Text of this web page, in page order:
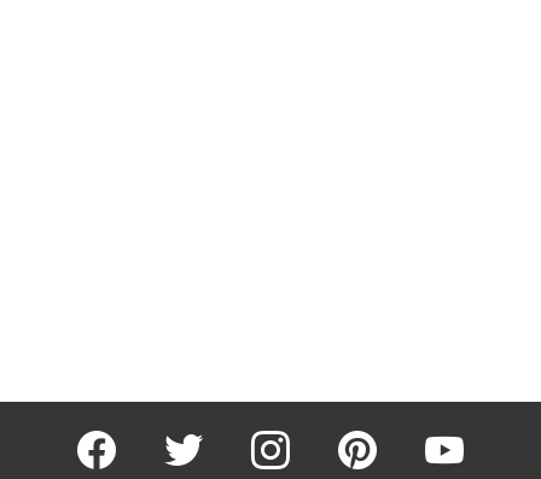
facebook twitter instagram pinterest youtube